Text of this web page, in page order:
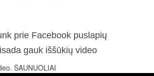
prie Facebook puslapių
gauk iššūkių video
ŠAUNUOLIAI